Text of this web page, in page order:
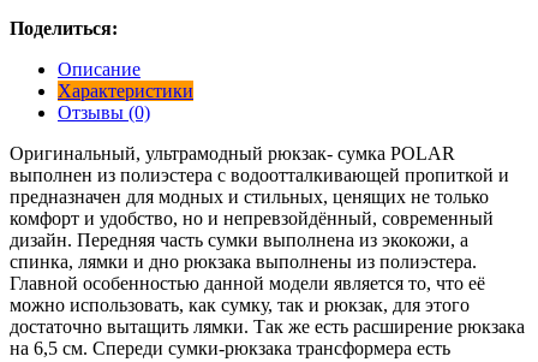
Поделиться:
Описание
Характеристики
Отзывы (0)
Оригинальный, ультрамодный рюкзак- сумка POLAR
выполнен из полиэстера с водоотталкивающей пропиткой и
предназначен для модных и стильных, ценящих не только
комфорт и удобство, но и непревзойдённый, современный
дизайн. Передняя часть сумки выполнена из экокожи, а
спинка, лямки и дно рюкзака выполнены из полиэстера.
Главной особенностью данной модели является то, что её
можно использовать, как сумку, так и рюкзак, для этого
достаточно вытащить лямки. Так же есть расширение рюкзака
на 6,5 см. Спереди сумки-рюкзака трансформера есть